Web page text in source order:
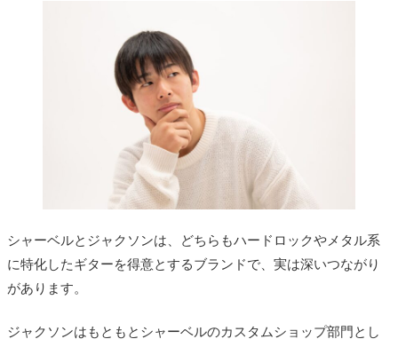
シャーベルとジャクソンは、どちらもハードロックやメタル系
に特化したギターを得意とするブランドで、実は深いつながり
があります。
ジャクソンはもともとシャーベルのカスタムショップ部門とし